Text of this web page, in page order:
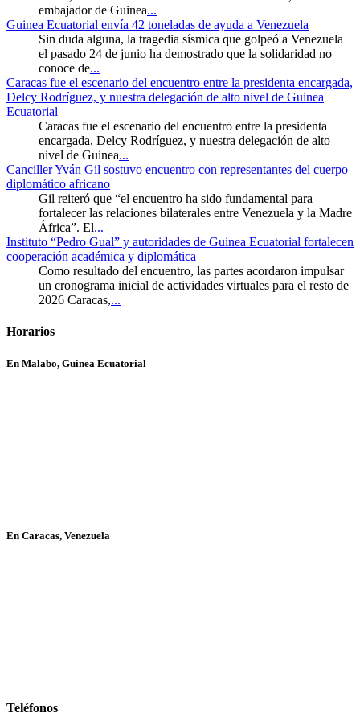
embajador de Guinea...
Guinea Ecuatorial envía 42 toneladas de ayuda a Venezuela
Sin duda alguna, la tragedia sísmica que golpeó a Venezuela
el pasado 24 de junio ha demostrado que la solidaridad no
conoce de...
Caracas fue el escenario del encuentro entre la presidenta encargada,
Delcy Rodríguez, y nuestra delegación de alto nivel de Guinea
Ecuatorial
Caracas fue el escenario del encuentro entre la presidenta
encargada, Delcy Rodríguez, y nuestra delegación de alto
nivel de Guinea...
Canciller Yván Gil sostuvo encuentro con representantes del cuerpo
diplomático africano
Gil reiteró que “el encuentro ha sido fundamental para
fortalecer las relaciones bilaterales entre Venezuela y la Madre
África”. El...
Instituto “Pedro Gual” y autoridades de Guinea Ecuatorial fortalecen
cooperación académica y diplomática
Como resultado del encuentro, las partes acordaron impulsar
un cronograma inicial de actividades virtuales para el resto de
2026 Caracas,...
Horarios
En Malabo, Guinea Ecuatorial
En Caracas, Venezuela
Teléfonos